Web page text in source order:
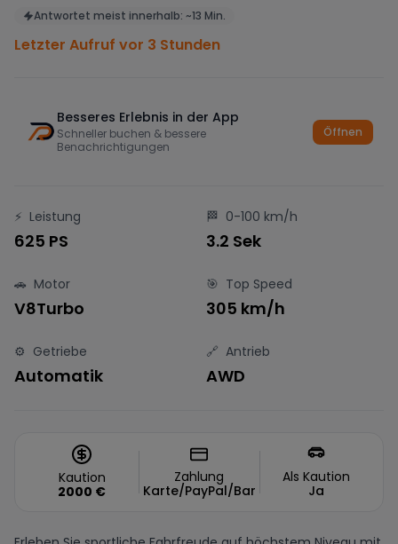
Antwortet meist innerhalb: ~13 Min.
Letzter Aufruf vor 3 Stunden
Besseres Erlebnis in der App
Schneller buchen & bessere
Benachrichtigungen
Öffnen
⚡ Leistung
625 PS
🏁 0-100 km/h
3.2 Sek
🚗 Motor
V8Turbo
🎯 Top Speed
305 km/h
⚙️ Getriebe
Automatik
🔗 Antrieb
AWD
Kaution
2000 €
Zahlung
Karte/PayPal/Bar
Als Kaution
Ja